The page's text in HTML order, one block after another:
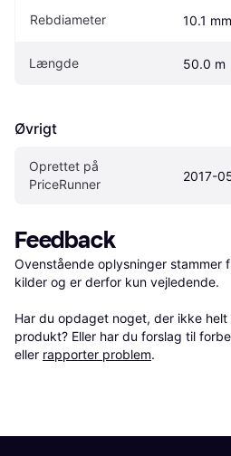
Rebdiameter 10.1 mm
Længde 50.0 m
Øvrigt
Oprettet på
PriceRunner
2017-
Feedback
Ovenstående oplysninger stammer
kilder og er derfor kun vejledende.
Har du opdaget noget, der ikke
produkt? Eller har du forslag til
eller rapporter problem.